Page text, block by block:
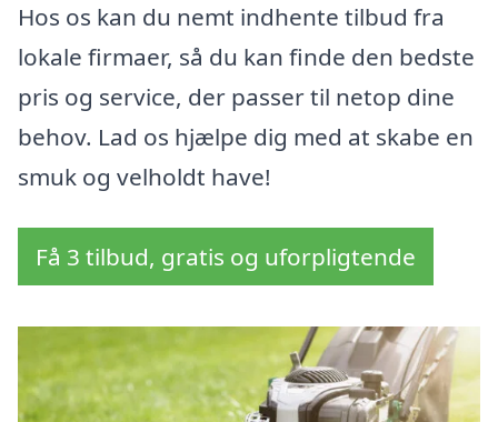
Hos os kan du nemt indhente tilbud fra
lokale firmaer, så du kan finde den bedste
pris og service, der passer til netop dine
behov. Lad os hjælpe dig med at skabe en
smuk og velholdt have!
Få 3 tilbud, gratis og uforpligtende